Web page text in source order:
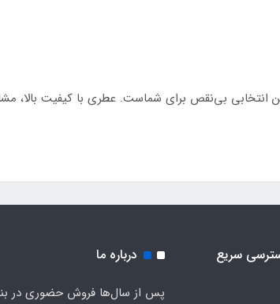
انتخابی بی‌نقص برای شماست. عطری با کیفیت بالا،
سریع درباره ما
پس از سال‌ها فروش حضوری در